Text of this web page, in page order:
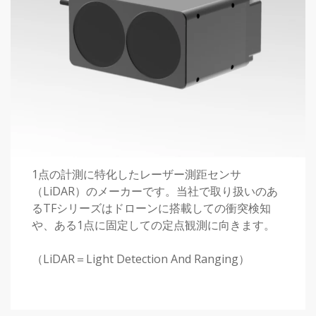
1点の計測に特化したレーザー測距センサ
（LiDAR）のメーカーです。当社で取り扱いのあ
るTFシリーズはドローンに搭載しての衝突検知
や、ある1点に固定しての定点観測に向きます。
（LiDAR＝Light Detection And Ranging）